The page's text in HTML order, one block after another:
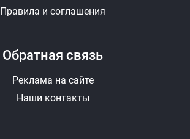
Правила и соглашения
Обратная связь
Реклама на сайте
Наши контакты